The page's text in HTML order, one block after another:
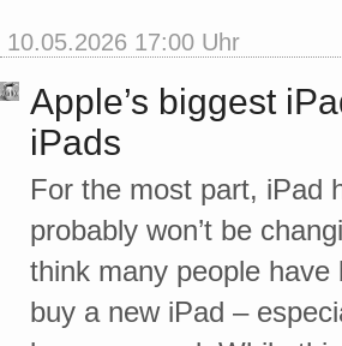
10.05.2026 17:00 Uhr
Apple’s biggest
iPads
For the most part, iPad
probably won’t be
think many people
buy a new iPad –